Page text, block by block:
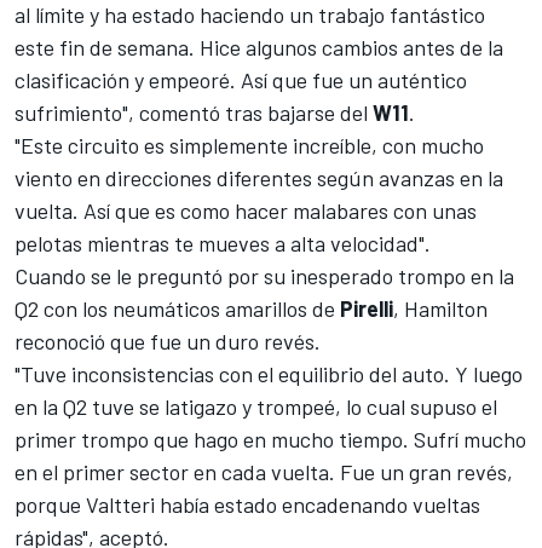
al límite y ha estado haciendo un trabajo fantástico
este fin de semana. Hice algunos cambios antes de la
clasificación y empeoré. Así que fue un auténtico
sufrimiento", comentó tras bajarse del W11.
"Este circuito es simplemente increíble, con mucho
viento en direcciones diferentes según avanzas en la
vuelta. Así que es como hacer malabares con unas
pelotas mientras te mueves a alta velocidad".
Cuando se le preguntó por su inesperado trompo en la
Q2 con los neumáticos amarillos de Pirelli, Hamilton
reconoció que fue un duro revés.
"Tuve inconsistencias con el equilibrio del auto. Y luego
en la Q2 tuve se latigazo y trompeé, lo cual supuso el
primer trompo que hago en mucho tiempo. Sufrí mucho
en el primer sector en cada vuelta. Fue un gran revés,
porque Valtteri había estado encadenando vueltas
rápidas", aceptó.